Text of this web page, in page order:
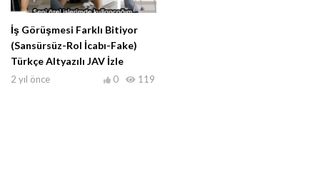
İş Görüşmesi Farklı Bitiyor
(Sansürsüz-Rol İcabı-Fake)
Türkçe Altyazılı JAV İzle
2 yıl önce 119
0